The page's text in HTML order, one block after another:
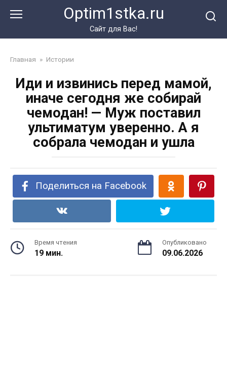
Optim1stka.ru
Сайт для Вас!
Главная » Истории
Иди и извинись перед мамой,
иначе сегодня же собирай
чемодан! — Муж поставил
ультиматум уверенно. А я
собрала чемодан и ушла
Поделиться на Facebook
Время чтения
19 мин.
Опубликовано
09.06.2026